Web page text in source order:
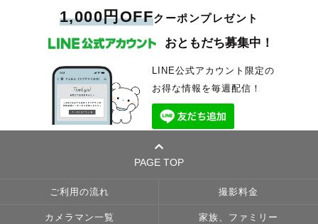
1,000円OFFクーポンプレゼント
おともだち募集中！
LINE公式アカウント限定の
お得な情報を毎週配信！
PAGE TOP
ご利用の流れ 撮影料金
カメラマン一覧 家族、ファミリー